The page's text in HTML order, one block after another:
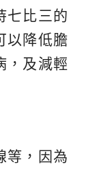
七比三的
以降低膽
，及減輕
等，因為